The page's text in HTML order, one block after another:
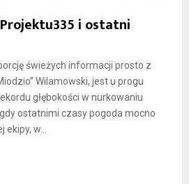
i ostatni
świeżych informacji prosto z
Wilamowski, jest u progu
głębokości w nurkowaniu
ostatnimi czasy pogoda mocno
ekipy, w...